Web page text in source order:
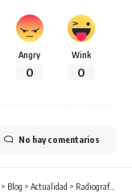
Angry
0
Wink
0
No hay comentarios
> Blog > Actualidad > Radiografía del empleo femenino en Ecuador: avances, brechas y desafíos hacia el liderazgo